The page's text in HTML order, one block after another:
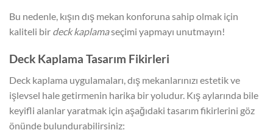
Bu nedenle, kışın dış mekan konforuna sahip olmak için
kaliteli bir deck kaplamaseçimi yapmayı unutmayın!
Deck Kaplama Tasarım Fikirleri
Deck kaplama uygulamaları, dış mekanlarınızı estetik ve
işlevsel hale getirmenin harika bir yoludur. Kış aylarında bile
keyifli alanlar yaratmak için aşağıdaki tasarım fikirlerini göz
önünde bulundurabilirsiniz: